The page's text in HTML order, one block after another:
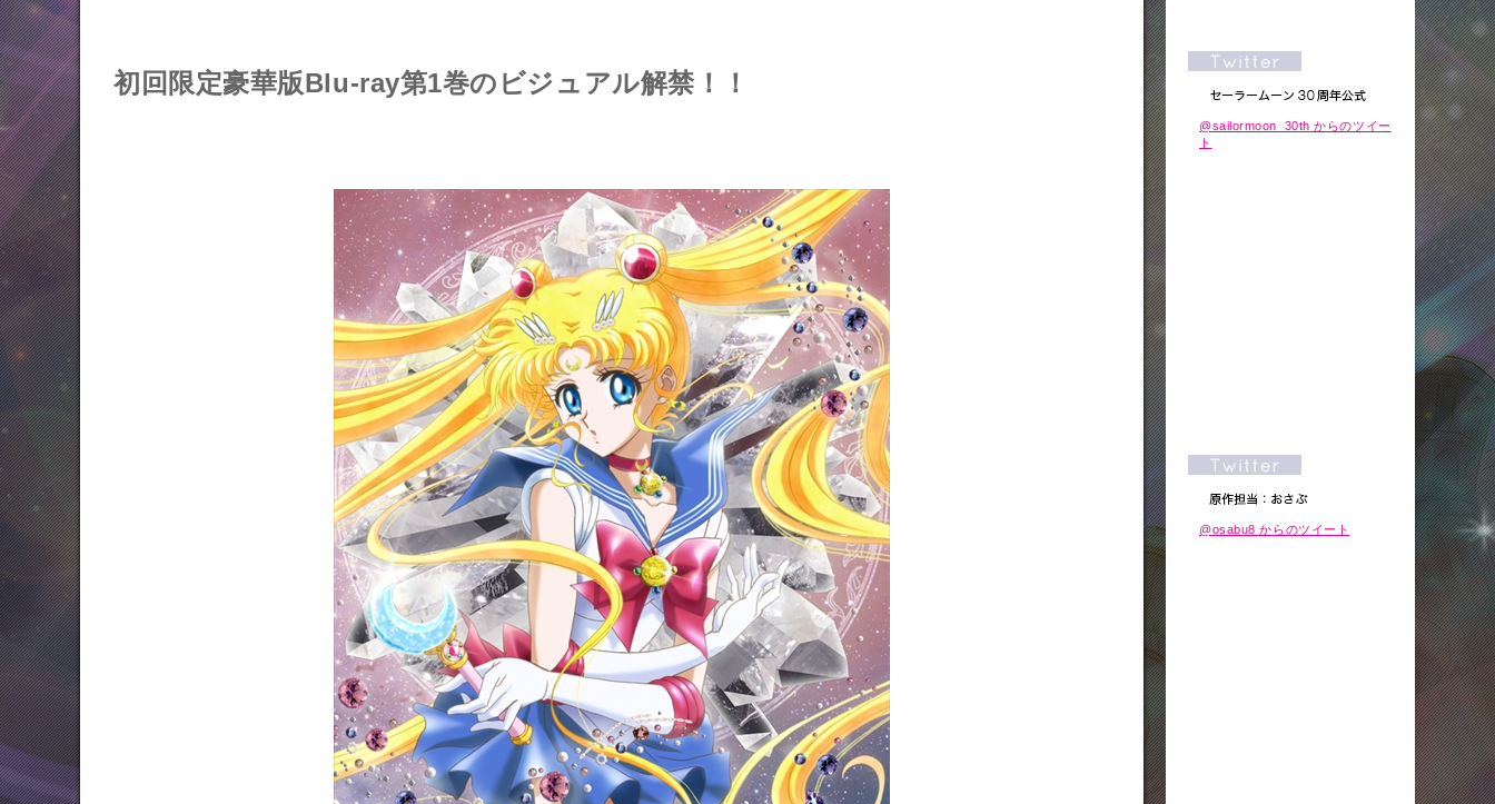
初回限定豪華版Blu-ray第1巻のビジュアル解禁！！
Twitter 30周年公式@sailormoon_30th
@sailormoon_30th からのツイー
ト
Twitter 原作担当：おさぶ@osabu8
@osabu8 からのツイート